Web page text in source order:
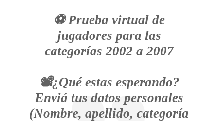
⚽ Prueba virtual de
jugadores para las
categorías 2002 a 2007
📽️¿Qué estas esperando?
Enviá tus datos personales
(Nombre, apellido, categoría